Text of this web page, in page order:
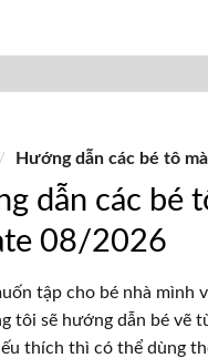
/ Hướng dẫn các bé tô
dẫn các bé
08/2026
tập cho bé nhà mình
tôi sẽ hướng dẫn bé vẽ
thích thì có thể dùng